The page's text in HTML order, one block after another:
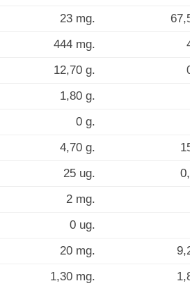
23 mg.
444 mg.
12,70 g.
1,80 g.
0 g.
4,70 g.
25 ug.
2 mg.
0 ug.
20 mg.
1,30 mg.